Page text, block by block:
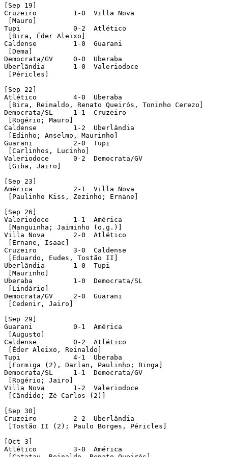
[Sep 19]
Cruzeiro	 1-0  Villa Nova
[Mauro]
Tupi		 0-2  Atlético
[Bira, Éder Aleixo]
Caldense	 1-0  Guarani
[Dema]
Democrata/GV	 0-0  Uberaba
Uberlândia	 1-0  Valeriodoce
[Péricles]
[Sep 22]
Atlético	 4-0  Uberaba
[Bira, Reinaldo, Renato Queirós, Toninho Cerezo]
Democrata/SL	 1-1  Cruzeiro
[Rogério; Mauro]
Caldense	 1-2  Uberlândia
[Edinho; Anselmo, Maurinho]
Guarani		 2-0  Tupi
[Carlinhos, Lucinho]
Valeriodoce	 0-2  Democrata/GV
[Giba, Jairo]
[Sep 23]
América	 	 2-1  Villa Nova
[Paulinho Kiss, Zezinho; Ernane]
[Sep 26]
Valeriodoce	 1-1  América
[Manguinha; Jaiminho (o.g.)]
Villa Nova	 2-0  Atlético
[Ernane, Isaac]
Cruzeiro	 3-0  Caldense
[Eduardo, Eudes, Tostão II]
Uberlândia	 1-0  Tupi
[Maurinho]
Uberaba		 1-0  Democrata/SL
[Lindário]
Democrata/GV	 2-0  Guarani
[Cedenir, Jairo]
[Sep 29]
Guarani		 0-1  América
[Augusto]
Caldense	 0-2  Atlético
[Éder Aleixo, Reinaldo]
Tupi		 4-1  Uberaba
[Formiga (2), Darlan, Paulinho; Binga]
Democrata/SL	 1-1  Democrata/GV
[Rogério; Jairo]
Villa Nova	 1-2  Valeriodoce
[Cândido; Zé Carlos (2)]
[Sep 30]
Cruzeiro	 2-2  Uberlândia
[Tostão II (2); Paulo Borges, Péricles]
[Oct 3]
Atlético	 3-0  América